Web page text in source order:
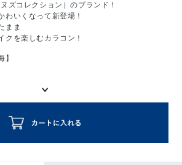
ズコレクション）のブランド！
わいくなって新登場！
まま
クを楽しむカラコン！
】